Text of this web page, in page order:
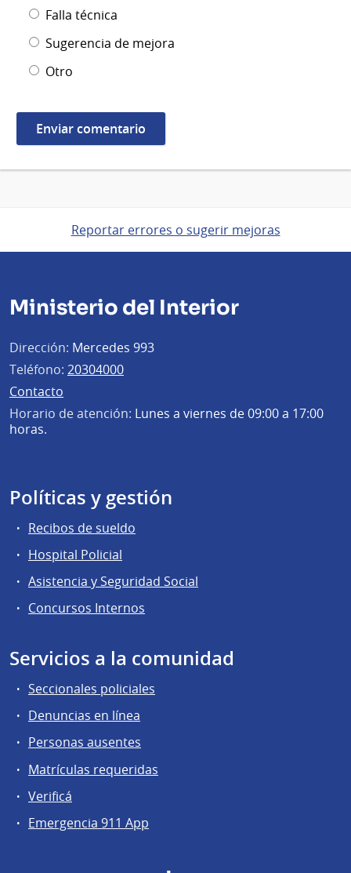
Falla técnica
Sugerencia de mejora
Otro
Reportar errores o sugerir mejoras
Ministerio del Interior
Dirección: Mercedes 993
Teléfono: 20304000
Contacto
Horario de atención: Lunes a viernes de 09:00 a 17:00
horas.
Políticas y gestión
Recibos de sueldo
Hospital Policial
Asistencia y Seguridad Social
Concursos Internos
Servicios a la comunidad
Seccionales policiales
Denuncias en línea
Personas ausentes
Matrículas requeridas
Verificá
Emergencia 911 App